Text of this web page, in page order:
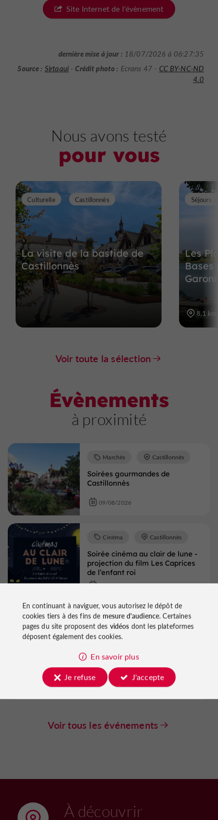
Site Internet de l'évènement
dernière mise à jour : 18/07/2026 à 06:27:35
Source : Sirtaqui-Crédit photo : Ecrans 47 - CC BY-NC-ND
4.0
Nous avons testé
pour vous
La visite de la bastide de
Castillonnès
Culturelle Castillonnès
Les
Bases
Séjours /
8,1 km
Voir toute la sélection
Évènements
à proximité
Soirées gourmandes de
Castillonnès
Marchés Castillonnès
09/08/2026
Soirée cinéma au clair de lune -
projection du film Les Caprices
de l’enfant roi
Cinéma Castillonnès
12/08/2026
Soirées de musique de chambre
de Cours de Thomazeau.
Quatuor Pasiphaé – 27 août 2026
à 20 h.
Concerts Castillonnès
27/08/2026
Voir tous les événements
À découvrir
En continuant à naviguer, vous autorisez le dépôt de
cookies tiers à des fins de mesure d'audience. Certaines
pages du site proposent des vidéos dont les plateformes
déposent également des cookies.
En savoir plus
Je refuse
J'accepte